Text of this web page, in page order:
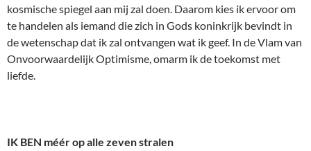
kosmische spiegel aan mij zal doen. Daarom kies ik ervoor om
te handelen als iemand die zich in Gods koninkrijk bevindt in
de wetenschap dat ik zal ontvangen wat ik geef. In de Vlam van
Onvoorwaardelijk Optimisme, omarm ik de toekomst met
liefde.
IK BEN méér op alle zeven stralen